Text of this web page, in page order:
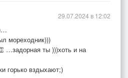
мореходник)))
…задорная ты )))хоть и на
горько вздыхают;)
29.07.2024 в 12:02